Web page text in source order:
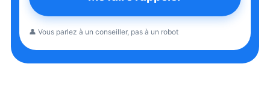
👤 Vous parlez à un conseiller, pas à un robot